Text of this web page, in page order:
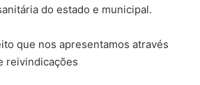
do estado e municipal.
que nos apresentamos através
reivindicações